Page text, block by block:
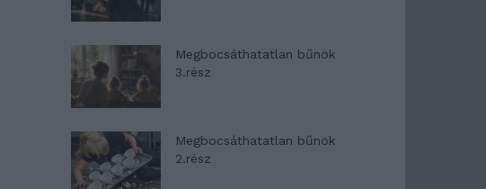
Megbocsáthatatlan bűnök
3.rész
Megbocsáthatatlan bűnök
2.rész